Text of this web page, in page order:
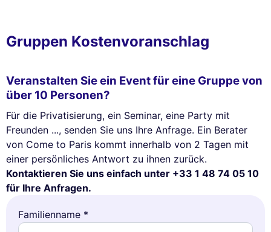
Gruppen Kostenvoranschlag
Veranstalten Sie ein Event für eine Gruppe von
über 10 Personen?
Für die Privatisierung, ein Seminar, eine Party mit
Freunden ..., senden Sie uns Ihre Anfrage. Ein Berater
von Come to Paris kommt innerhalb von 2 Tagen mit
einer persönliches Antwort zu ihnen zurück.
Kontaktieren Sie uns einfach unter +33 1 48 74 05 10
für Ihre Anfragen.
Familienname *